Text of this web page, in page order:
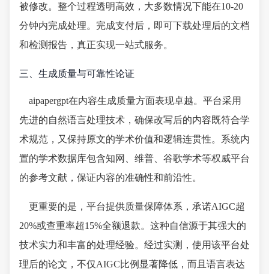
被修改。整个过程透明高效，大多数情况下能在10-20
分钟内完成处理。完成支付后，即可下载处理后的文档
和检测报告，真正实现一站式服务。
三、生成质量与可靠性论证
aipapergpt在内容生成质量方面表现卓越。平台采用
先进的自然语言处理技术，确保改写后的内容既符合学
术规范，又保持原文的学术价值和逻辑连贯性。系统内
置的学术数据库包含知网、维普、谷歌学术等权威平台
的参考文献，保证内容的准确性和前沿性。
更重要的是，平台提供质量保障体系，承诺AIGC超
20%或查重率超15%全额退款。这种自信源于其强大的
技术实力和丰富的处理经验。经过实测，使用该平台处
理后的论文，不仅AIGC比例显著降低，而且语言表达